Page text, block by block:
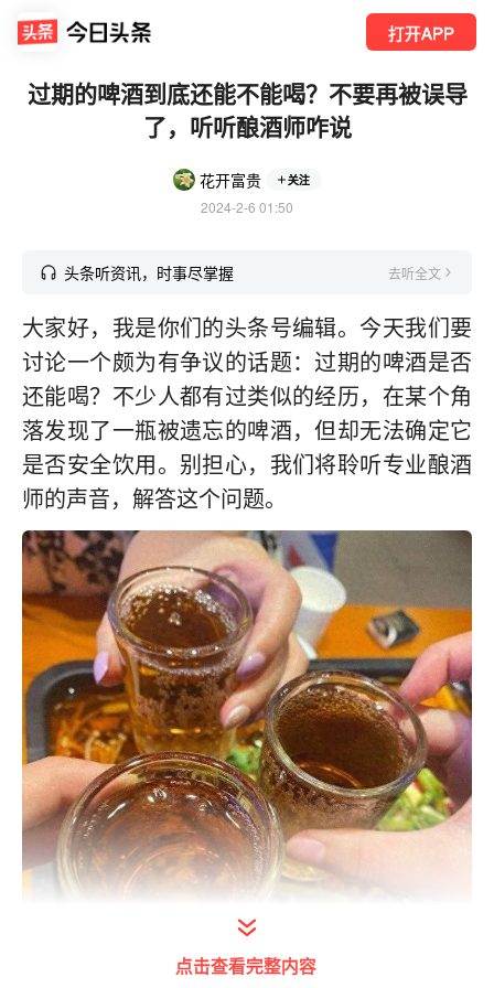
打开APP
过期的啤酒到底还能不能喝？不要再被误导
了，听听酿酒师咋说
花开富贵 关注
2024-2-6 01:50
头条听资讯，时事尽掌握 去听全文
大家好，我是你们的头条号编辑。今天我们要
讨论一个颇为有争议的话题：过期的啤酒是否
还能喝？不少人都有过类似的经历，在某个角
落发现了一瓶被遗忘的啤酒，但却无法确定它
是否安全饮用。别担心，我们将聆听专业酿酒
师的声音，解答这个问题。
点击查看完整内容